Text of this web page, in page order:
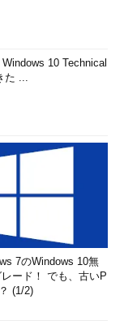
10 Technical
た ...
7のWindows 10無
ード！ でも、古いP
(1/2)